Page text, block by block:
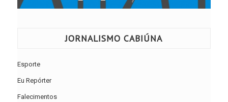
JORNALISMO CABIÚNA
Esporte
Eu Repórter
Falecimentos